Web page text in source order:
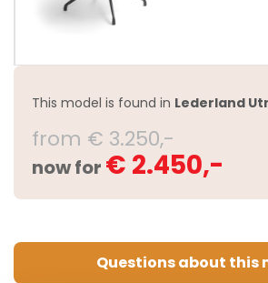
This model is found in Lederland
from € 3.250,-
now for € 2.450,-
Questions about this